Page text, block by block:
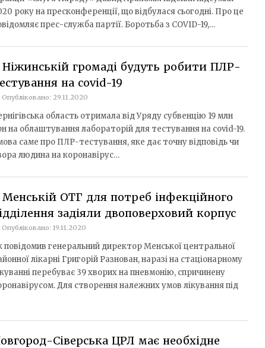
року на пресконференції, що відбулася сьогодні. Про це
прес-служба партії. Боротьба з COVID-19,…
Ніжинській громаді будуть робити ПЛР-
на covid-19
Опубліковано: 29.11.2020
область отримала від Уряду субвенцію 19 млн
на облаштування лабораторій для тестування на covid-19.
саме про ПЛР-тестування, яке дає точну відповідь чи
людина на коронавірус…
Менській ОТГ для потреб інфекційного
задіяли двоповерховий корпус
Опубліковано: 19.11.2020
повідомив генеральний директор Менської центральної
лікарні Григорій Разнован, наразі на стаціонарному
перебуває 39 хворих на пневмонію, спричинену
Для створення належних умов лікування під
Сіверська ЦРЛ має необхідне